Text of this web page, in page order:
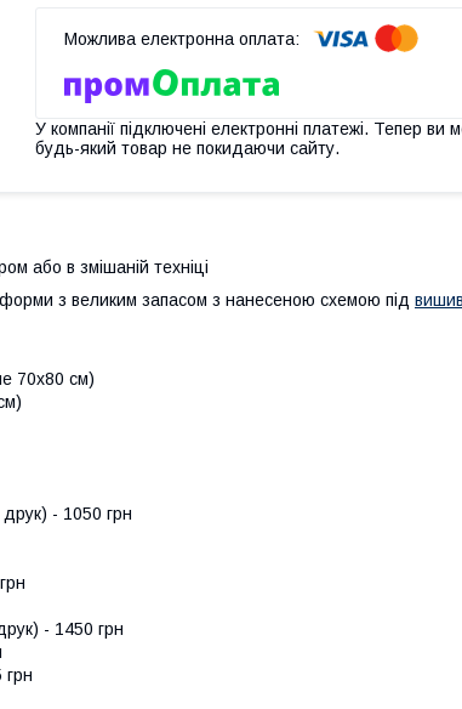
У компанії підключені електронні платежі. Тепер ви
будь-який товар не покидаючи сайту.
або в змішаній техніці
з великим запасом з нанесеною схемою під
70х80 см)
- 1050 грн
- 1450 грн
грн